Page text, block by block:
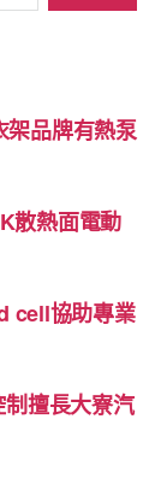
架品牌有熱泵
散熱面電動
cell協助專業
擅長大寮汽